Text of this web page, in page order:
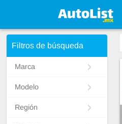
Filtros de búsqueda
Marca
Modelo
Región